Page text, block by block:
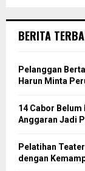
BERITA
Pelanggan
Harun Minta
14 Cabor
Anggaran Jadi
Pelatihan
dengan